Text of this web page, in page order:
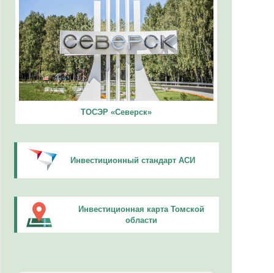
ТОСЭР «Северск»
Инвестиционный стандарт АСИ
Инвестиционная карта Томской
области